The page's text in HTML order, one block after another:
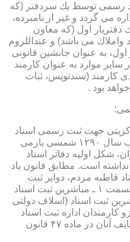
اسناد رسمی توسط یك سردفتر (كه
می گردد و غیر از نامبرده،
دفتریار اول (كه معاون
واملاك می باشد) و عنداللزوم
به عنوان جانشین قانونی
سایر موارد به عنوان كارمند
كارمند (سندنویس، ثبات
بود .
جهت ثبت رسمی اسناد
مراجعان، به قانون ثبت اسناد مصوب سال ۱۲۹۰ شمسی بازمی
شكل اولیه دفاتر اسناد
است. مطابق قانون یاد
قاطبه مردم، دوایر ثبت
اسناد به عنوان نهادی دولتی، از دو قسمت ۱ ـ مباشرین ثبت اسناد
ثبت اسناد (اسلاف دولتی
اداره ثبت اسناد
واملاك محسوب می گردیدند كه وظایف آنان در ماده ۴۷ قانون